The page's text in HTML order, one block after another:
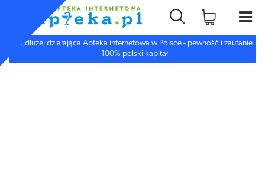
Najdłużej działająca Apteka internetowa w Polsce - pewność i zaufanie
- 100% polski kapitał